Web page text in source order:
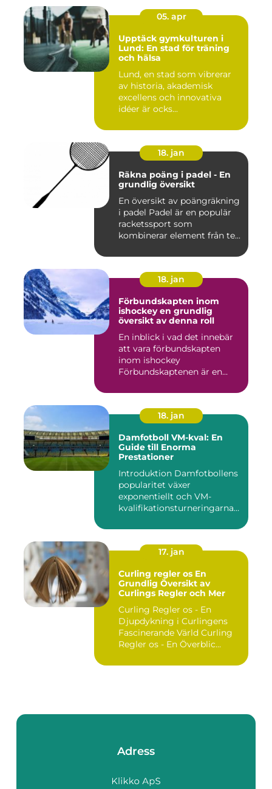
05. apr
Upptäck gymkulturen i
Lund: En stad för träning
och hälsa
Lund, en stad som vibrerar
av historia, akademisk
excellens och innovativa
idéer är ocks...
18. jan
Räkna poäng i padel - En
grundlig översikt
En översikt av poängräkning
i padel Padel är en populär
racketssport som
kombinerar element från te...
18. jan
Förbundskapten inom
ishockey en grundlig
översikt av denna roll
En inblick i vad det innebär
att vara förbundskapten
inom ishockey
Förbundskaptenen är en
18. jan
Damfotboll VM-kval: En
Guide till Enorma
Prestationer
Introduktion Damfotbollens
popularitet växer
exponentiellt och VM-
kvalifikationsturneringarna
17. jan
Curling regler os En
Grundlig Översikt av
Curlings Regler och Mer
Curling Regler os - En
Djupdykning i Curlingens
Fascinerande Värld Curling
Regler os - En Överblic...
Adress